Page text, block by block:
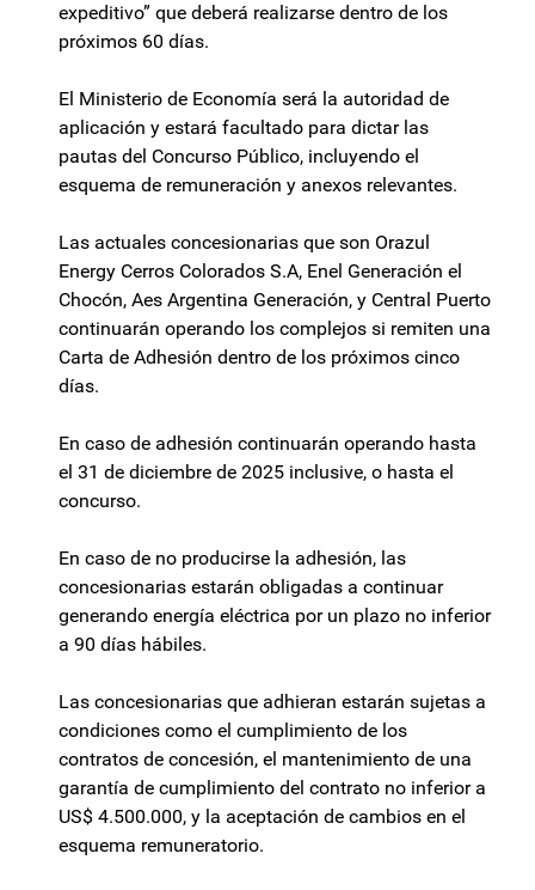
expeditivo” que deberá realizarse dentro de los
próximos 60 días.
El Ministerio de Economía será la autoridad de
aplicación y estará facultado para dictar las
pautas del Concurso Público, incluyendo el
esquema de remuneración y anexos relevantes.
Las actuales concesionarias que son Orazul
Energy Cerros Colorados S.A, Enel Generación el
Chocón, Aes Argentina Generación, y Central Puerto
continuarán operando los complejos si remiten una
Carta de Adhesión dentro de los próximos cinco
días.
En caso de adhesión continuarán operando hasta
el 31 de diciembre de 2025 inclusive, o hasta el
concurso.
En caso de no producirse la adhesión, las
concesionarias estarán obligadas a continuar
generando energía eléctrica por un plazo no inferior
a 90 días hábiles.
Las concesionarias que adhieran estarán sujetas a
condiciones como el cumplimiento de los
contratos de concesión, el mantenimiento de una
garantía de cumplimiento del contrato no inferior a
US$ 4.500.000, y la aceptación de cambios en el
esquema remuneratorio.